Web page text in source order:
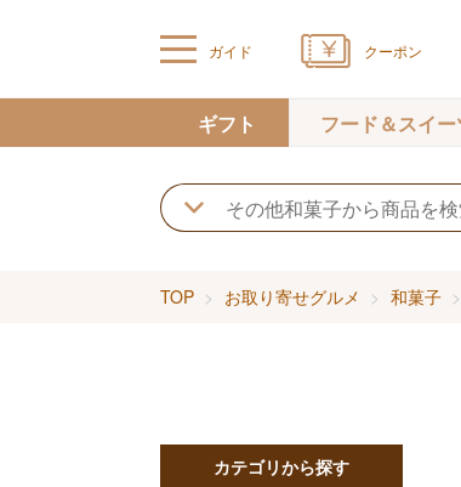
ガイド クーポン
ギフト フード＆スイー
TOP お取り寄せグルメ 和菓子
カテゴリから探す